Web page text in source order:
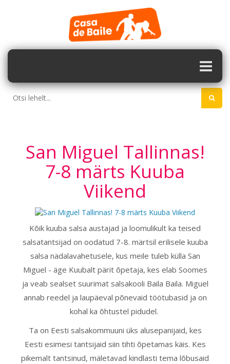
San Miguel Tallinnas!
7-8 märts Kuuba
Viikend
Kõik kuuba salsa austajad ja loomulikult ka teised
salsatantsijad on oodatud 7-8. märtsil erilisele kuuba
salsa nädalavahetusele, kus meile tuleb külla San
Miguel - äge Kuubalt pärit õpetaja, kes elab Soomes
ja veab sealset suurimat salsakooli Baila Baila. Miguel
annab reedel ja laupäeval põnevaid töötubasid ja on
kohal ka õhtustel pidudel.
Ta on Eesti salsakommuuni üks alusepanijaid, kes
Eesti esimesi tantsijaid siin tihti õpetamas käis. Kes
pikemalt tantsinud, mäletavad kindlasti tema lõbusaid